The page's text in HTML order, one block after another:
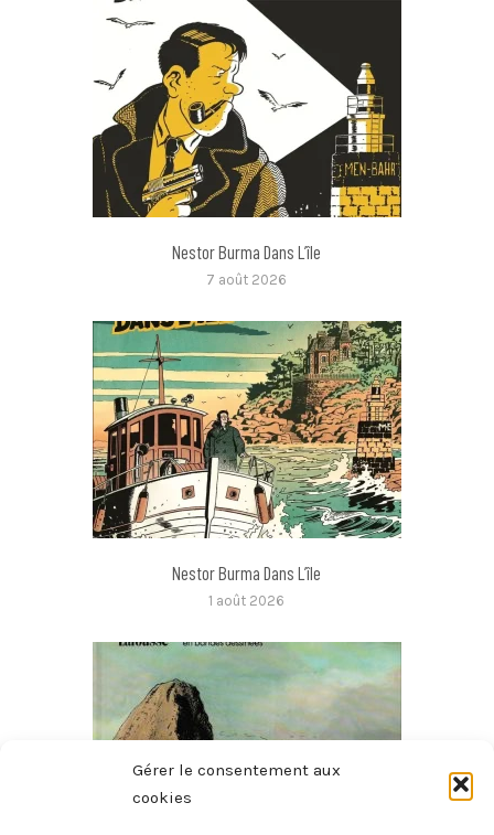
Gérer le consentement aux
cookies
Nestor Burma Dans L’île
7 août 2026
Nestor Burma Dans L’île
1 août 2026